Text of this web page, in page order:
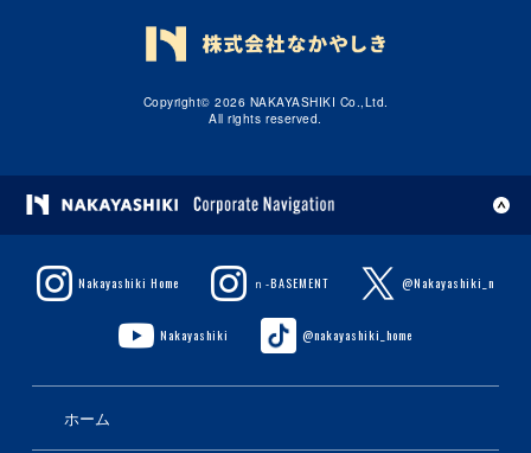
Copyright© 2026 NAKAYASHIKI Co.,Ltd.
All rights reserved.
Nakayashiki Home ｎ-BASEMENT @Nakayashiki_n
Nakayashiki @nakayashiki_home
ホーム